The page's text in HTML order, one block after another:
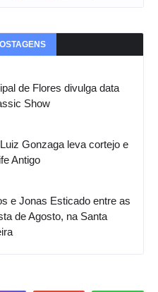
de Flores divulga data
Show
Gonzaga leva cortejo e
Antigo
e Jonas Esticado entre as
de Agosto, na Santa